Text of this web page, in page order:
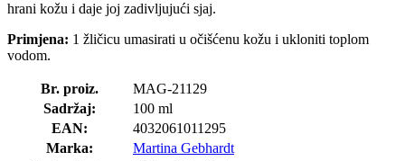
hrani kožu i daje joj zadivljujući sjaj.
Primjena: 1 žličicu umasirati u očišćenu kožu i ukloniti toplom
vodom.
Br. proiz.
MAG-21129
Sadržaj:
100 ml
EAN:
4032061011295
Marka:
Martina Gebhardt